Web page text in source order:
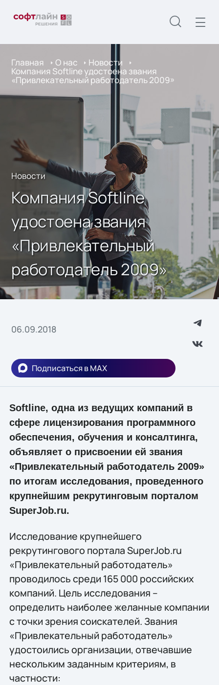
Главная О нас Новости
Компания Softline удостоена звания
«Привлекательный работодатель 2009»
Новости
Компания Softline
удостоена звания
«Привлекательный
работодатель 2009»
06.09.2018
Подписаться в MAX
Softline, одна из ведущих компаний в
сфере лицензирования программного
обеспечения, обучения и консалтинга,
объявляет о присвоении ей звания
«Привлекательный работодатель 2009»
по итогам исследования, проведенного
крупнейшим рекрутинговым порталом
SuperJob.ru.
Исследование крупнейшего
рекрутингового портала SuperJob.ru
«Привлекательный работодатель»
проводилось среди 165 000 российских
компаний. Цель исследования –
определить наиболее желанные компании
с точки зрения соискателей. Звания
«Привлекательный работодатель»
удостоились организации, отвечавшие
нескольким заданным критериям, в
частности: